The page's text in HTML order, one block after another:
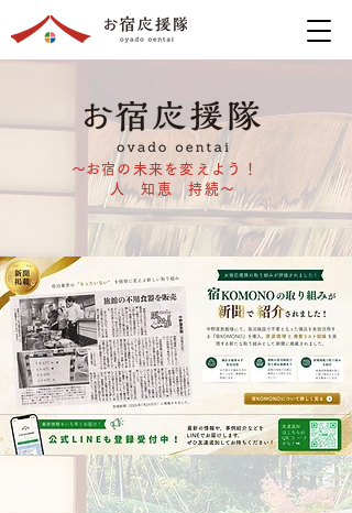
​～お宿の未来を変えよう！
人 知恵 持続～